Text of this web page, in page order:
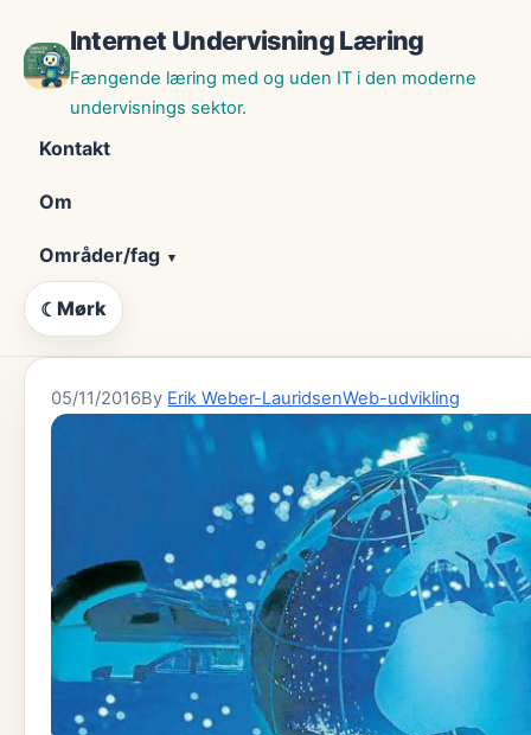
indhold
Internet Undervisning Læring
Fængende læring med og uden IT i den moderne
undervisnings sektor.
Kontakt
Om
Områder/fag
☾ Mørk
05/11/2016By Erik Weber-LauridsenWeb-udvikling